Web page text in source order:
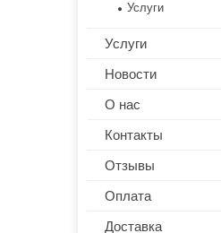
Услуги
Услуги
Новости
О нас
Контакты
Отзывы
Оплата
Доставка